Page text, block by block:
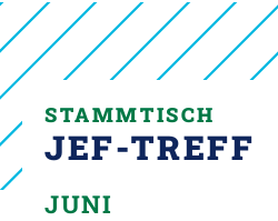
STAMMTISCH
JEF-TREFF
JUNI